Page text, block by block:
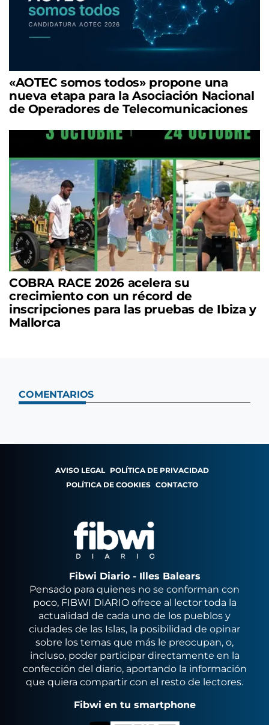
«AOTEC somos todos» propone una
nueva etapa para la Asociación Nacional
de Operadores de Telecomunicaciones
COBRA RACE 2026 acelera su
crecimiento con un récord de
inscripciones para las pruebas de Ibiza y
Mallorca
COMENTARIOS
AVISO LEGAL POLÍTICA DE PRIVACIDAD
POLÍTICA DE COOKIES CONTACTO
Fibwi Diario - Illes Balears
Pensado para quienes no se conforman con
poco, FIBWI DIARIO ofrece al lector toda la
actualidad de cada uno de los pueblos y
ciudades de las Islas, la posibilidad de opinar
sobre los temas que más le preocupan, o,
incluso, poder participar directamente en la
confección del diario, aportando la información
que quiera compartir con el resto de lectores.
Fibwi en tu smartphone